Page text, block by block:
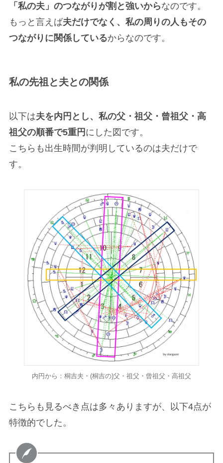
「私の夫」のつながりが割と強いからなのです。
もっと言えば夫だけでなく、私の周りの人もその
つながりに関係しているからなのです。
私の先祖と夫との関係
以下は夫を内円とし、私の父・祖父・曾祖父・高
祖父の順番で5重円 にした図です。
こちらも出生時間が判明しているのは夫だけで
す。
内円から：桐吉夫・(桐吉の)父・祖父・曾祖父・高祖父
こちらも見るべき点は多々ありますが、以下4点が
特徴的でした。